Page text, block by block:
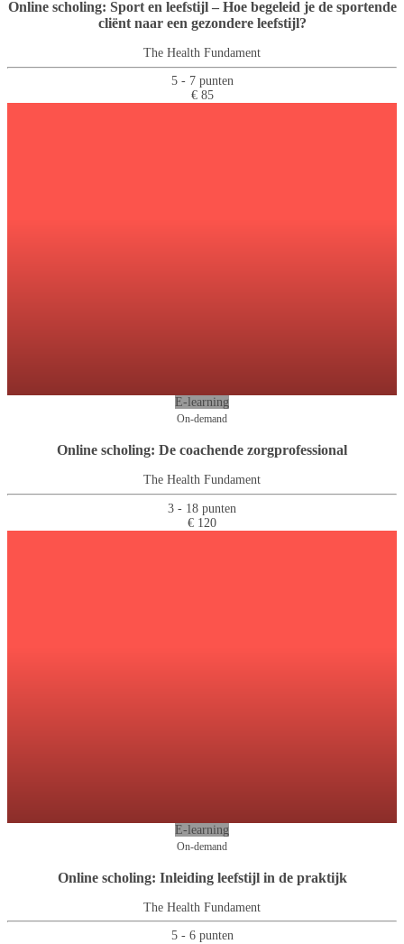
Online scholing: Sport en leefstijl – Hoe begeleid je de sportende
cliënt naar een gezondere leefstijl?
The Health Fundament
5 - 7 punten
€ 85
E-learning
On-demand
Online scholing: De coachende zorgprofessional
The Health Fundament
3 - 18 punten
€ 120
E-learning
On-demand
Online scholing: Inleiding leefstijl in de praktijk
The Health Fundament
5 - 6 punten